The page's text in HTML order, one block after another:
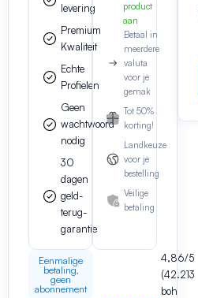
levering
Premium
Kwaliteit
Echte
Profielen
Geen
wachtwoord
nodig
30
dagen
geld-
terug-
garantie
product
aan
Betaal in
meerdere
valuta
voor je
gemak
Tot 50%
korting!
Landkeuze
voor je
bestelling
Veilige
betaling
Eenmalige
betaling,
geen
abonnement
4,86/5
(42.213
boh